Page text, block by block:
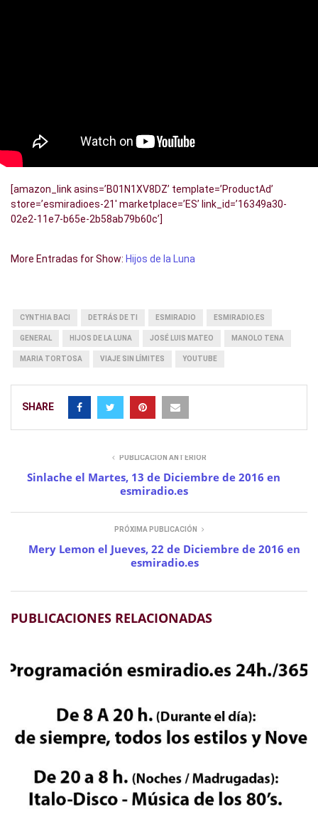
[amazon_link asins=’B01N1XV8DZ’ template=’ProductAd’
store=’esmiradioes-21′ marketplace=’ES’ link_id=’16349a30-
02e2-11e7-b65e-2b58ab79b60c’]
More Entradas for Show: Hijos de la Luna
CYNTHIA BACI DETRÁS DE TI ESMIRADIO ESMIRADIO.ES
GENERAL HIJOS DE LA LUNA JOSÉ LUIS MATEO MANOLO TENA
MARIA TORTOSA VIAJE SIN LÍMITES YOUTUBE
SHARE
PUBLICACIÓN ANTERIOR
Sinlache el Martes, 13 de Diciembre de 2016 en
esmiradio.es
PRÓXIMA PUBLICACIÓN
Mery Lemon el Jueves, 22 de Diciembre de 2016 en
esmiradio.es
PUBLICACIONES RELACIONADAS